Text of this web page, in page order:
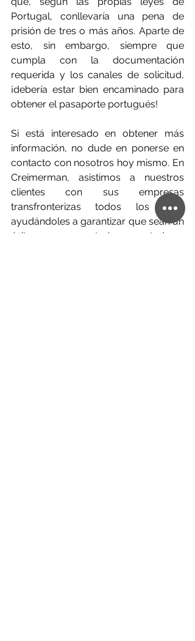
Portugal, conllevaría una pena de
prisión de tres o más años. Aparte de
esto, sin embargo, siempre que
cumpla con la documentación
requerida y los canales de solicitud,
¡debería estar bien encaminado para
obtener el pasaporte portugués!
Si está interesado en obtener más
información, no dude en ponerse en
contacto con nosotros hoy mismo. En
Creimerman, asistimos a nuestros
clientes con sus empresas
transfronterizas todos los días,
ayudándoles a garantizar que sean un
éxito, y nos encantaría que usted sea